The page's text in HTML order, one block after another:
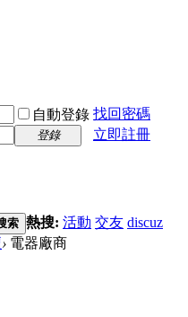
自動登錄 找回密碼
登錄
立即註冊
索 熱搜: 活動 交友 discuz
› 電器廠商